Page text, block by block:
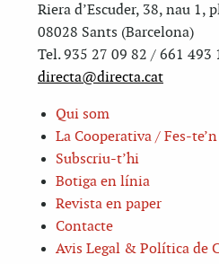
Riera d’Escuder, 38, nau 1,
08028 Sants (Barcelona)
Tel. 935 27 09 82 / 661 493
directa@directa.cat
Qui som
La Cooperativa / Fes-
Subscriu-t’hi
Botiga en línia
Revista en paper
Contacte
Avis Legal & Política de